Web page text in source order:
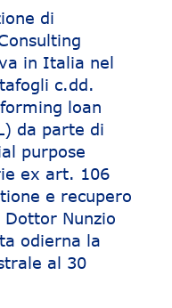
di
in Italia nel
c.dd.
loan
da parte di
purpose
ex art. 106
e recupero
Nunzio
odierna la
al 30